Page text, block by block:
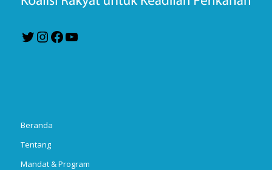
TwitterInstagram
Facebook
Beranda
Tentang
Mandat & Program